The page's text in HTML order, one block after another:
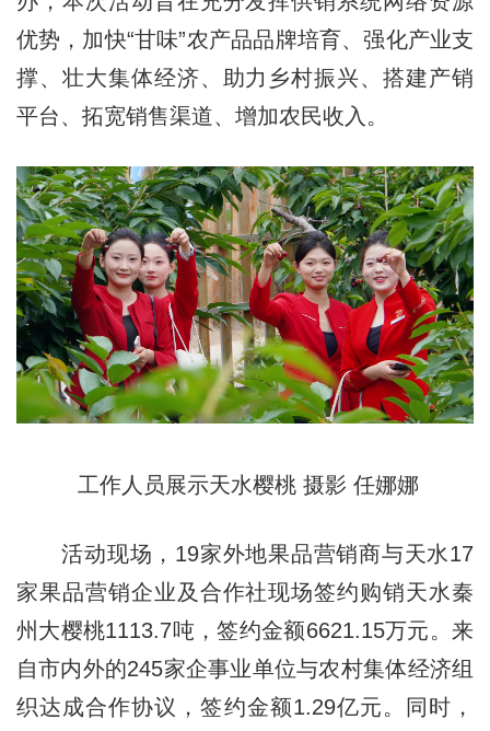
优势，加快“甘味”农产品品牌培育、强化产业支
撑、壮大集体经济、助力乡村振兴、搭建产销
平台、拓宽销售渠道、增加农民收入。
工作人员展示天水樱桃 摄影 任娜娜
活动现场，19家外地果品营销商与天水17
家果品营销企业及合作社现场签约购销天水秦
州大樱桃1113.7吨，签约金额6621.15万元。来
自市内外的245家企事业单位与农村集体经济组
织达成合作协议，签约金额1.29亿元。同时，